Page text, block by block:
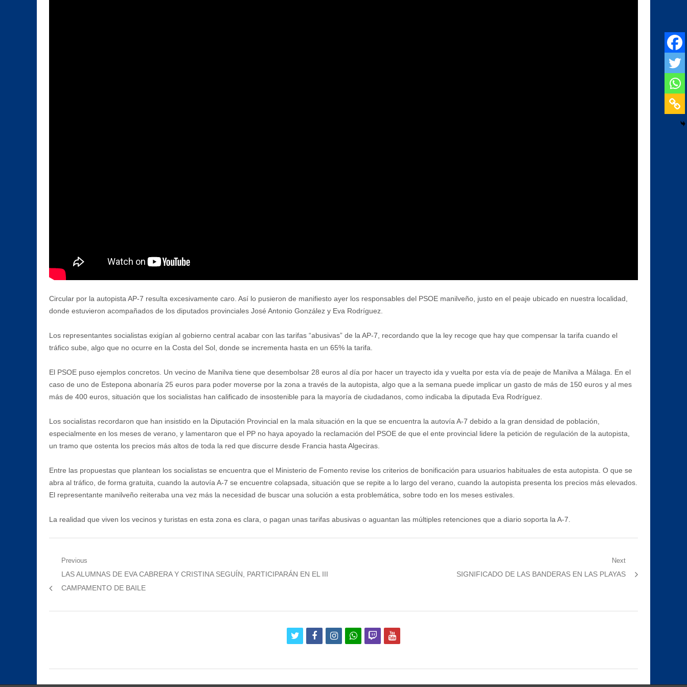
Circular por la autopista AP-7 resulta excesivamente caro. Así lo pusieron de manifiesto ayer los responsables del PSOE manilveño, justo en el peaje ubicado en nuestra localidad,
donde estuvieron acompañados de los diputados provinciales José Antonio González y Eva Rodríguez.
Los representantes socialistas exigían al gobierno central acabar con las tarifas “abusivas” de la AP-7, recordando que la ley recoge que hay que compensar la tarifa cuando el
tráfico sube, algo que no ocurre en la Costa del Sol, donde se incrementa hasta en un 65% la tarifa.
El PSOE puso ejemplos concretos. Un vecino de Manilva tiene que desembolsar 28 euros al día por hacer un trayecto ida y vuelta por esta vía de peaje de Manilva a Málaga. En el
caso de uno de Estepona abonaría 25 euros para poder moverse por la zona a través de la autopista, algo que a la semana puede implicar un gasto de más de 150 euros y al mes
más de 400 euros, situación que los socialistas han calificado de insostenible para la mayoría de ciudadanos, como indicaba la diputada Eva Rodríguez.
Los socialistas recordaron que han insistido en la Diputación Provincial en la mala situación en la que se encuentra la autovía A-7 debido a la gran densidad de población,
especialmente en los meses de verano, y lamentaron que el PP no haya apoyado la reclamación del PSOE de que el ente provincial lidere la petición de regulación de la autopista,
un tramo que ostenta los precios más altos de toda la red que discurre desde Francia hasta Algeciras.
Entre las propuestas que plantean los socialistas se encuentra que el Ministerio de Fomento revise los criterios de bonificación para usuarios habituales de esta autopista. O que se
abra al tráfico, de forma gratuita, cuando la autovía A-7 se encuentre colapsada, situación que se repite a lo largo del verano, cuando la autopista presenta los precios más elevados.
El representante manilveño reiteraba una vez más la necesidad de buscar una solución a esta problemática, sobre todo en los meses estivales.
La realidad que viven los vecinos y turistas en esta zona es clara, o pagan unas tarifas abusivas o aguantan las múltiples retenciones que a diario soporta la A-7.
Navegación
Previous
Previous
post:
LAS ALUMNAS DE EVA CABRERA Y CRISTINA SEGUÍN, PARTICIPARÁN EN EL III
CAMPAMENTO DE BAILE
Next
Next
SIGNIFICADO DE LAS BANDERAS EN LAS PLAYAS
twitterfacebookinstagramwhatsapp
twitchyoutube